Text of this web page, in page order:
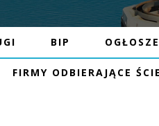
BIP
FIRMY ODBIERAJĄCE